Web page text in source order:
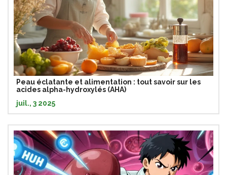
Peau éclatante et alimentation : tout savoir sur les
acides alpha-hydroxylés (AHA)
juil., 3 2025